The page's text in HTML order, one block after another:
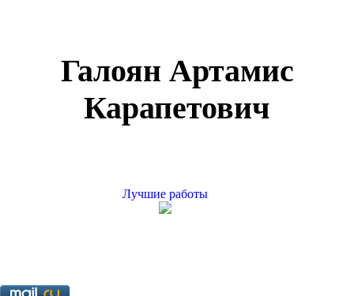
Галоян Артамис
Карапетович
Лучшие работы